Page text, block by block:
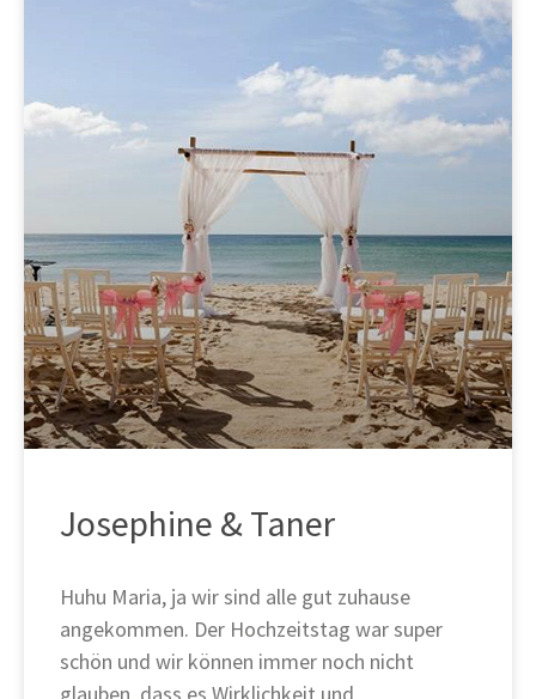
Josephine & Taner
Huhu Maria, ja wir sind alle gut zuhause
angekommen. Der Hochzeitstag war super
schön und wir können immer noch nicht